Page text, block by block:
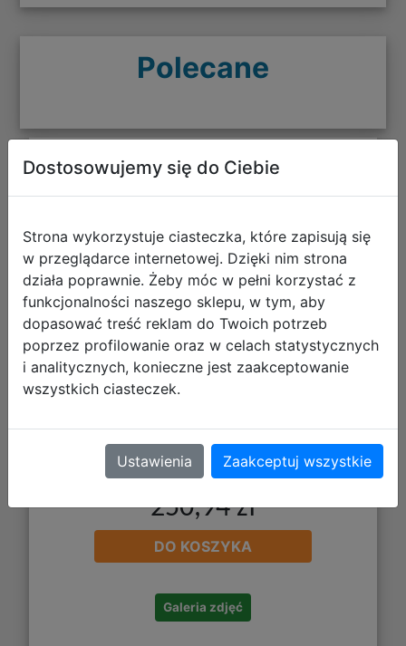
Polecane
CoolPack Zestaw Szkolny Dinopark
F159966 + Piórnik F066966 +
Z17966 + Z18966
250,94 zł
DO KOSZYKA
Galeria zdjęć
Dostosowujemy się do Ciebie
Strona wykorzystuje ciasteczka, które zapisują się
w przeglądarce internetowej. Dzięki nim strona
działa poprawnie. Żeby móc w pełni korzystać z
funkcjonalności naszego sklepu, w tym, aby
dopasować treść reklam do Twoich potrzeb
poprzez profilowanie oraz w celach statystycznych
i analitycznych, konieczne jest zaakceptowanie
wszystkich ciasteczek.
Ustawienia Zaakceptuj wszystkie